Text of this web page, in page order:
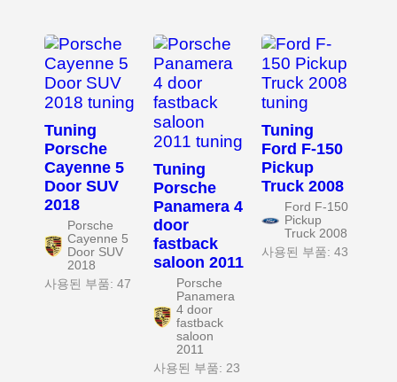
Tuning
Porsche
Cayenne 5
Door SUV
2018
Porsche
Cayenne 5
Door SUV
2018
사용된 부품: 47
Tuning
Porsche
Panamera 4
door
fastback
saloon 2011
Porsche
Panamera
4 door
fastback
saloon
2011
사용된 부품: 23
Tuning
Ford F-150
Pickup
Truck 2008
Ford F-150
Pickup
Truck 2008
사용된 부품: 43